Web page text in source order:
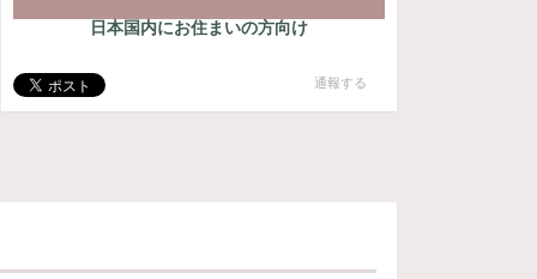
日本国内にお住まいの方向け
通報する